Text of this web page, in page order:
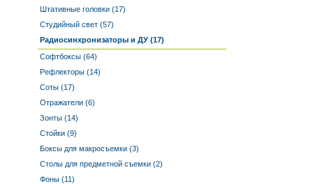
Штативные головки (17)
Студийный свет (57)
Радиосинхронизаторы и ДУ (17)
Софтбоксы (64)
Рефлекторы (14)
Соты (17)
Отражатели (6)
Зонты (14)
Стойки (9)
Боксы для макросъемки (3)
Столы для предметной съемки (2)
Фоны (11)